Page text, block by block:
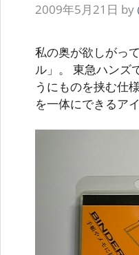
2009年5月21日 by
私の奥が欲しがっ
ル」。 東急ハンズ
うにものを挟む仕
を一体にできるア